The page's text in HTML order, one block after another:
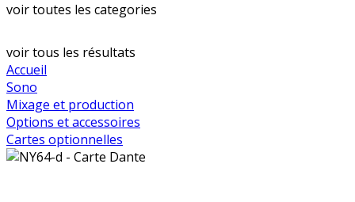
voir toutes les categories
voir tous les résultats
Accueil
Sono
Mixage et production
Options et accessoires
Cartes optionnelles